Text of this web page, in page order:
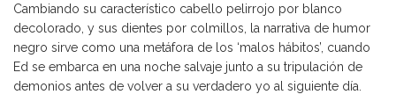
Cambiando su característico cabello pelirrojo por blanco
decolorado, y sus dientes por colmillos, la narrativa de humor
negro sirve como una metáfora de los ‘malos hábitos’, cuando
Ed se embarca en una noche salvaje junto a su tripulación de
demonios antes de volver a su verdadero yo al siguiente día.